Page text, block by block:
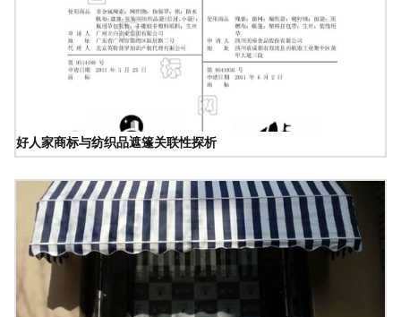
好人家商标与纺织品遮篷关联性探析